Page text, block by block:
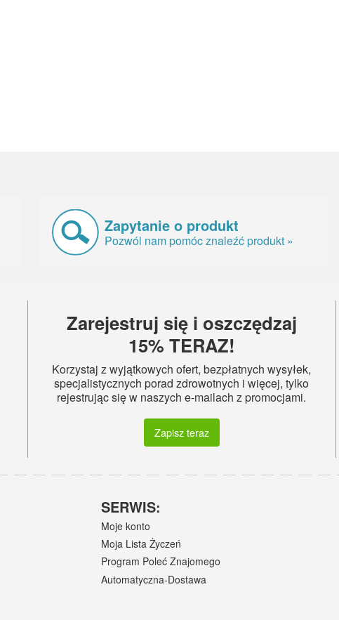
Zapytanie o produkt
Pozwól nam pomóc znaleźć produkt »
Zarejestruj się i oszczędzaj
15% TERAZ!
Korzystaj z wyjątkowych ofert, bezpłatnych wysyłek,
specjalistycznych porad zdrowotnych i więcej, tylko
rejestrując się w naszych e-mailach z promocjami.
Zapisz teraz
SERWIS:
Moje konto
Moja Lista Życzeń
Program Poleć Znajomego
Automatyczna-Dostawa